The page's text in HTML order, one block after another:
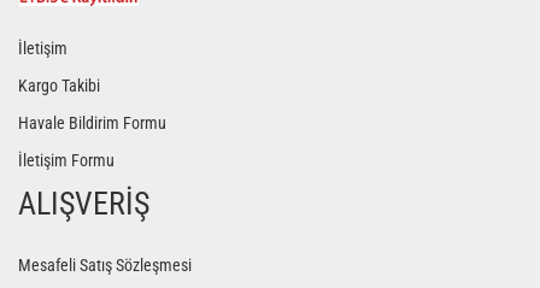
İletişim
Kargo Takibi
Havale Bildirim Formu
İletişim Formu
ALIŞVERİŞ
Mesafeli Satış Sözleşmesi